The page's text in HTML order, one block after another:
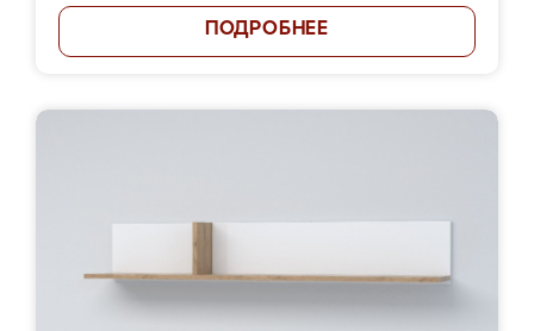
ПОДРОБНЕЕ